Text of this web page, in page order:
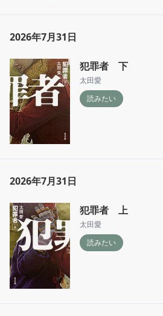
2026年7月31日
犯罪者 下
太田愛
読みたい
2026年7月31日
犯罪者 上
太田愛
読みたい